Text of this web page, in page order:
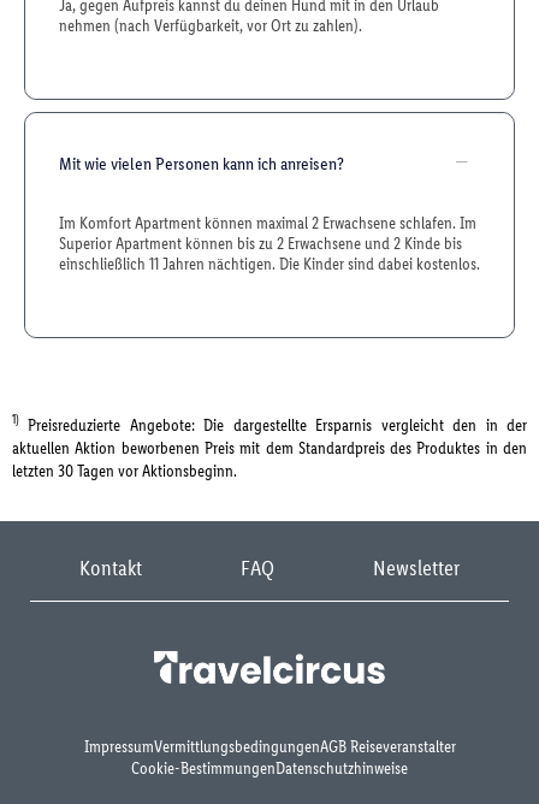
Ja, gegen Aufpreis kannst du deinen Hund mit in den Urlaub
nehmen (nach Verfügbarkeit, vor Ort zu zahlen).
Mit wie vielen Personen kann ich anreisen?
Im Komfort Apartment können maximal 2 Erwachsene schlafen. Im
Superior Apartment können bis zu 2 Erwachsene und 2 Kinde bis
einschließlich 11 Jahren nächtigen. Die Kinder sind dabei kostenlos.
1) Preisreduzierte Angebote: Die dargestellte Ersparnis vergleicht den in der
aktuellen Aktion beworbenen Preis mit dem Standardpreis des Produktes in den
letzten 30 Tagen vor Aktionsbeginn.
Kontakt FAQ Newsletter
ImpressumVermittlungsbedingungenAGB Reiseveranstalter
Cookie-BestimmungenDatenschutzhinweise